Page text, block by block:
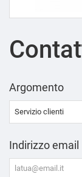
Argomento
Indirizzo email